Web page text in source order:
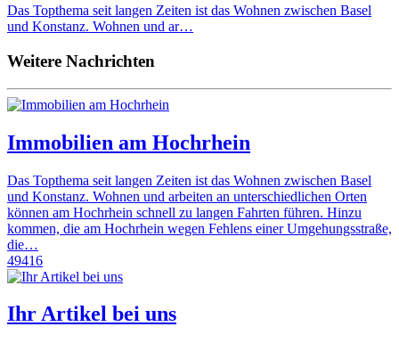
Das Topthema seit langen Zeiten ist das Wohnen zwischen Basel
und Konstanz. Wohnen und ar…
Weitere Nachrichten
Immobilien am Hochrhein
Das Topthema seit langen Zeiten ist das Wohnen zwischen Basel
und Konstanz. Wohnen und arbeiten an unterschiedlichen Orten
können am Hochrhein schnell zu langen Fahrten führen. Hinzu
kommen, die am Hochrhein wegen Fehlens einer Umgehungsstraße,
die…
49416
Ihr Artikel bei uns